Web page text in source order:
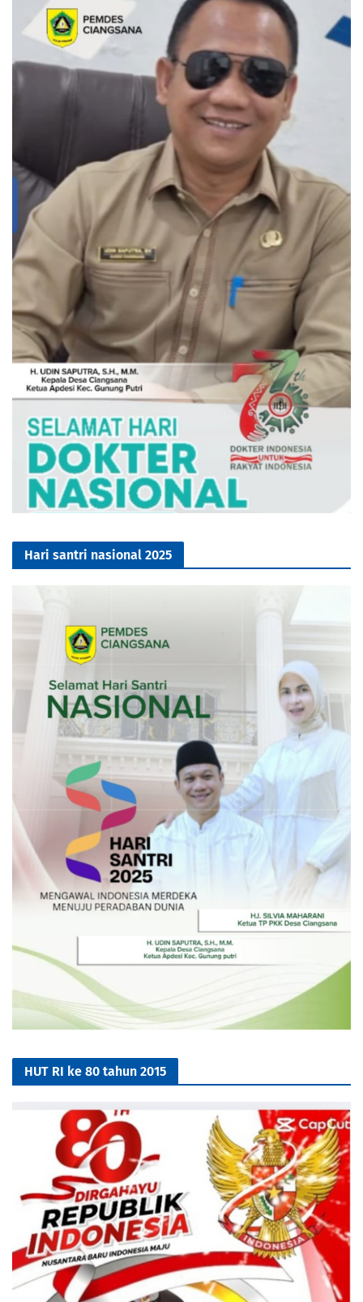
Hari santri nasional 2025
HUT RI ke 80 tahun 2015